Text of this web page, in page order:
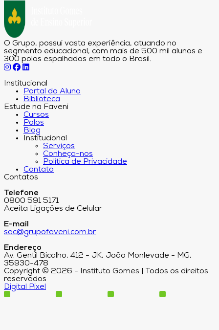
O Grupo, possui vasta experiência, atuando no
segmento educacional, com mais de 500 mil alunos e
300 polos espalhados em todo o Brasil.
Institucional
Portal do Aluno
Biblioteca
Estude na Faveni
Cursos
Polos
Blog
Institucional
Serviços
Conheça-nos
Política de Privacidade
Contato
Contatos
Telefone
0800 591 5171
Aceita Ligações de Celular
E-mail
sac@grupofaveni.com.br
Endereço
Av. Gentil Bicalho, 412 - JK, João Monlevade - MG,
35930-478
Copyright © 2026 - Instituto Gomes | Todos os direitos
reservados
Digital Pixel